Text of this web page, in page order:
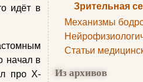
Зрительная
Механизмы
Статьи
Из архивов
идёт в
начал в
про X-